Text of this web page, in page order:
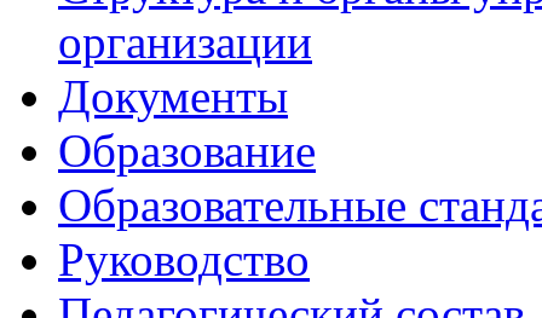
организации
Документы
Образование
Образовательные
Руководство